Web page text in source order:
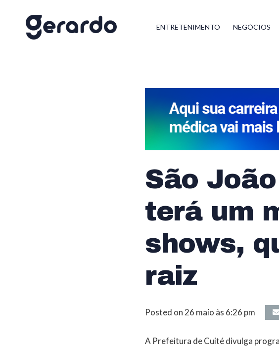
ENTRETENIMENTO NEGÓCIOS
São
terá um
shows,
raiz
Posted on 26 maio às 6:26 pm
A Prefeitura de Cuité divulga